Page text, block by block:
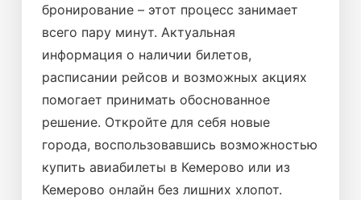
бронирование – этот процесс занимает
всего пару минут. Актуальная
информация о наличии билетов,
расписании рейсов и возможных акциях
помогает принимать обоснованное
решение. Откройте для себя новые
города, воспользовавшись возможностью
купить авиабилеты в Кемерово или из
Кемерово онлайн без лишних хлопот.